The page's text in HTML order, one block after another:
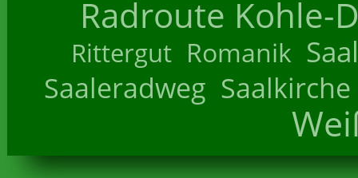
Radroute Kohle-
Rittergut Romanik
Saaleradweg Saalkirche